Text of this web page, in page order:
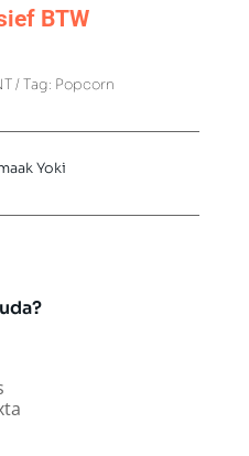
BTW
Tag: Popcorn
Yoki